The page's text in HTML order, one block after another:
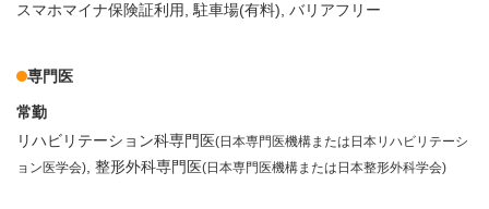
スマホマイナ保険証利用 駐車場(有料) バリアフリー
専門医
常勤
リハビリテーション科専門医(日本専門医機構または日本リハビリテーシ
ョン医学会) 整形外科専門医(日本専門医機構または日本整形外科学会)